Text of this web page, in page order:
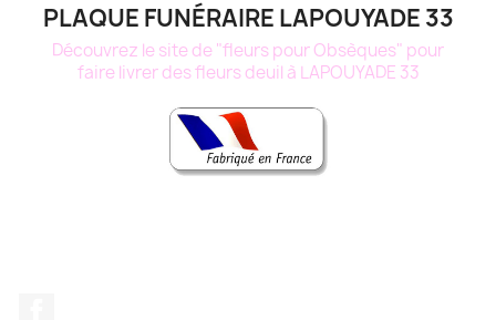
PLAQUE FUNÉRAIRE LAPOUYADE 33
Découvrez le site de "fleurs pour Obsèques" pour
faire livrer des fleurs deuil à LAPOUYADE 33